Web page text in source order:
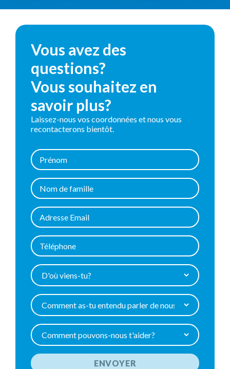
Vous avez des
questions?
Vous souhaitez en
savoir plus?
Laissez-nous vos coordonnées et nous vous
recontacterons bientôt.
ENVOYER